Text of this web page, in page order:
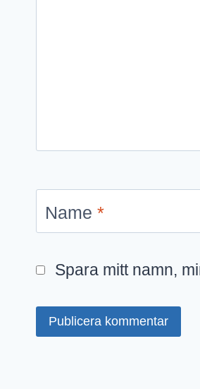
Name *
Spara mitt namn,